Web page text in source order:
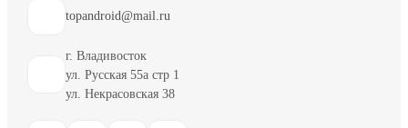
topandroid@mail.ru
г. Владивосток
ул. Русская 55а стр 1
ул. Некрасовская 38